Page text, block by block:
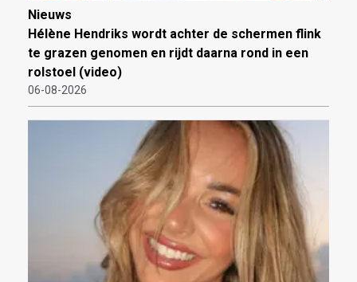
Nieuws
Hélène Hendriks wordt achter de schermen flink
te grazen genomen en rijdt daarna rond in een
rolstoel (video)
06-08-2026